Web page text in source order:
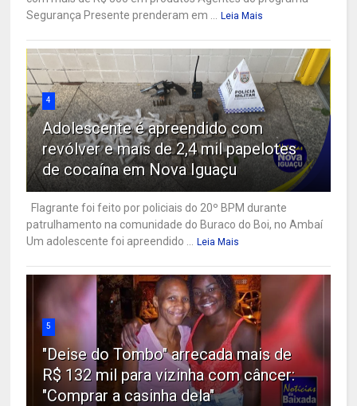
Segurança Presente prenderam em ...
Leia Mais
4
Adolescente é apreendido com
revólver e mais de 2,4 mil papelotes
de cocaína em Nova Iguaçu
Flagrante foi feito por policiais do 20º BPM durante
patrulhamento na comunidade do Buraco do Boi, no Ambaí
Um adolescente foi apreendido ...
Leia Mais
5
"Deise do Tombo" arrecada mais de
R$ 132 mil para vizinha com câncer:
"Comprar a casinha dela"